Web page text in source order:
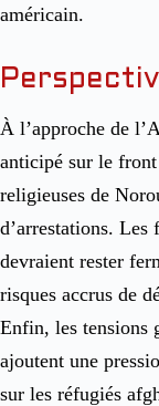
américain.
À l’approche de
anticipé sur le
religieuses de
d’arrestations. Les
devraient rester
risques accrus de
Enfin, les tensions
ajoutent une
sur les réfugiés